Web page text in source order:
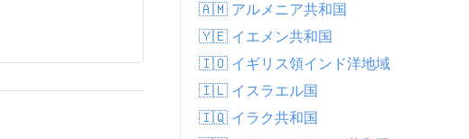
🇦🇲 アルメニア共和国
🇾🇪 イエメン共和国
🇮🇴 イギリス領インド洋地域
🇮🇱 イスラエル国
🇮🇶 イラク共和国